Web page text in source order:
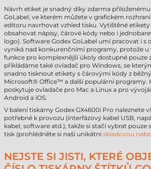
Návrh etiket je snadný díky zdarma
GoLabel, ve kterém můžete v grafickém
editoru navrhovat vzhled tisku. Vytištěné
obsahovat nápisy, čárové kódy nebo i
logo). Software Godex GoLabel umí pracovat i s
vyniká nad konkurenčními programy, protože u
funkce pro komplexnější úkoly dostupné pouze
přikládáme také ovladač pro Windows, se
snadno tisknout etikety s čárovými kódy z
Microsoft® Office™ a další populární programy.
poskytuje ovladače pro Mac a Linux a pro
Android a iOS.
V balení tiskárny Godex GX4600i Pro naleznete
potřebné k provozu (interfázový kabel USB,
kabel, software atd.), takže si stačí vybrat
tisk (prohlédněte si naši unikátnískladovou
NEJSTE SI JISTI, KTERÉ